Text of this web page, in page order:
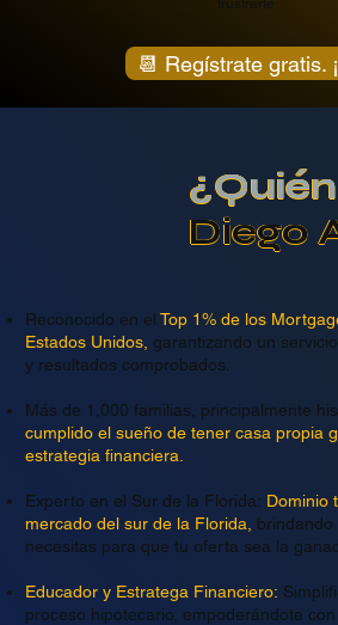
📆 Regístrate gratis.
frustrarte
Diego
Reconocido en el Top 1% de los
Estados Unidos, garantizando un
y resultados comprobados.
Más de 1,000 familias, principalmente
cumplido el sueño de tener casa propia
estrategia financiera.
Experto en el Sur de la Florida: Dominio
mercado del sur de la Florida,
brindando
necesitas para que tu oferta sea la
Educador y Estratega Financiero:
proceso hipotecario, empoderándote